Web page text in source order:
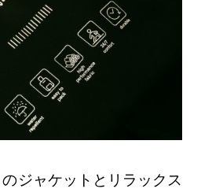
ジャケットとリラックス